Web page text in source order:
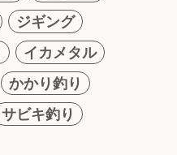
ジギング
イカメタル
かかり釣り
サビキ釣り